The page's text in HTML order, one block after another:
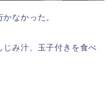
なかった。
み汁、玉子付きを食べ